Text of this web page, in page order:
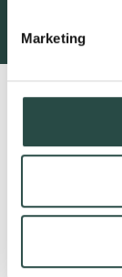
Marketing